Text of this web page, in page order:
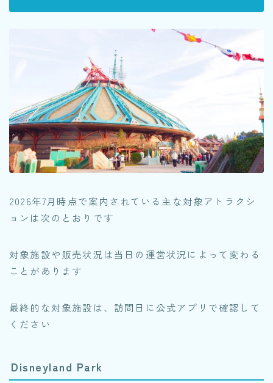
2026年7月時点で案内されている主な対象アトラクシ
ョンは次のとおりです
対象施設や販売状況は当日の運営状況によって変わる
ことがあります
最終的な対象施設は、訪問日に公式アプリで確認して
ください
Disneyland Park